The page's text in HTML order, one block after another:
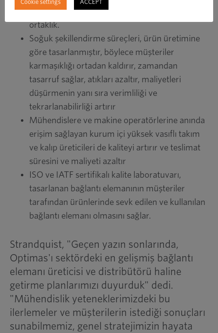
çözümleriyle tanınan 11 lisanslı marka ile
ortaklık.
Soğuk şekillendirme süreçleri, ürün üretimine
göre tasarlanmıştır, böylece müşteriler
karmaşıklığı ortadan kaldırır, zamandan
tasarruf sağlar, atıkları azaltır, maliyetleri
düşürmenin yanı sıra verimliliği ve
tekrarlanabilirliği artırır
Mühendislere ve makine operatörlerine anında
erişim sağlayan kurum içi yüksek vasıflı takım
ve kalıp üreticileri de kaliteyi artırır ve teslimat
süresini ve maliyeti azaltır
ISO ve IATF sertifikalı kalite laboratuvarı,
tasarlanan bağlantı elemanının müşteriler
tarafından ürünlerinde sevk edilen ve kullanılan
bağlantı elemanı olmasını sağlar.
Strandquist, "Geçen yazın sonlarında,
Optimas'ı sektördeki en gelişmiş bağlantı
elemanı üreticisi ve distribütörü haline
getirme planlarımızı duyurduk" dedi.
"Mühendislik yeteneklerimizdeki bu
ilerlemeler ve müşterilerin istediği sonuçları
sunabilmemiz, genel stratejimizin hayata
Cookie settings ACCEPT